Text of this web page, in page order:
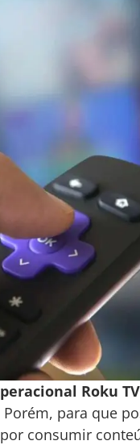
Roku
para que
consumir